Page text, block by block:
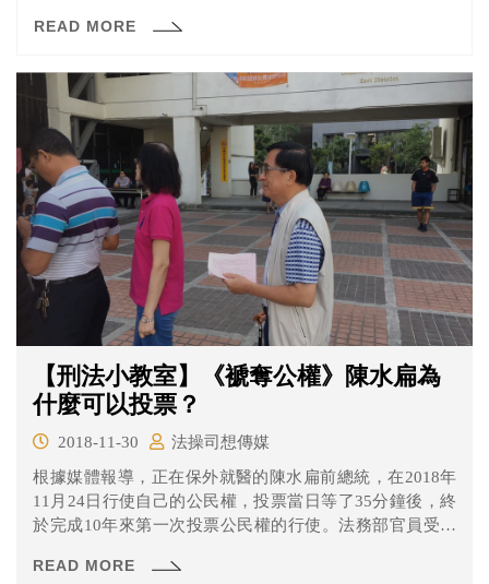
READ MORE
【刑法小教室】《褫奪公權》陳水扁為
什麼可以投票？
2018-11-30
法操司想傳媒
​根據媒體報導，正在保外就醫的陳水扁前總統，在2018年
11月24日行使自己的公民權，投票當日等了35分鐘後，終
於完成10年來第一次投票公民權的行使。法務部官員受訪
奪公權還沒開始執行，依法他有公民權而可以去投票。有
READ MORE